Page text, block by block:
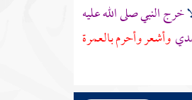
خرج النبي صلى الله عليه
وأشعر وأحرم بالعمرة